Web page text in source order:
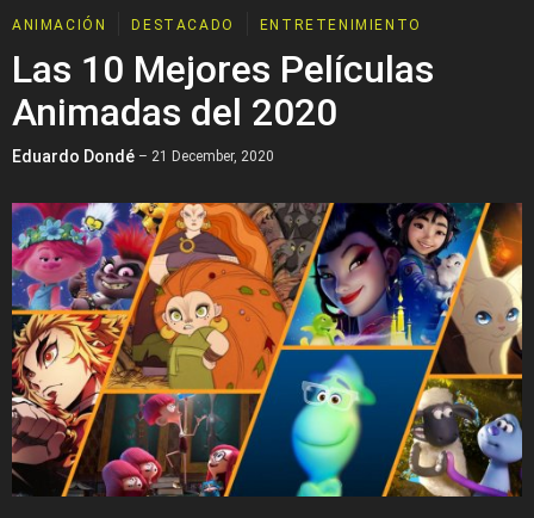
ANIMACIÓN DESTACADO ENTRETENIMIENTO
Las 10 Mejores Películas
Animadas del 2020
Eduardo Dondé – 21 December, 2020